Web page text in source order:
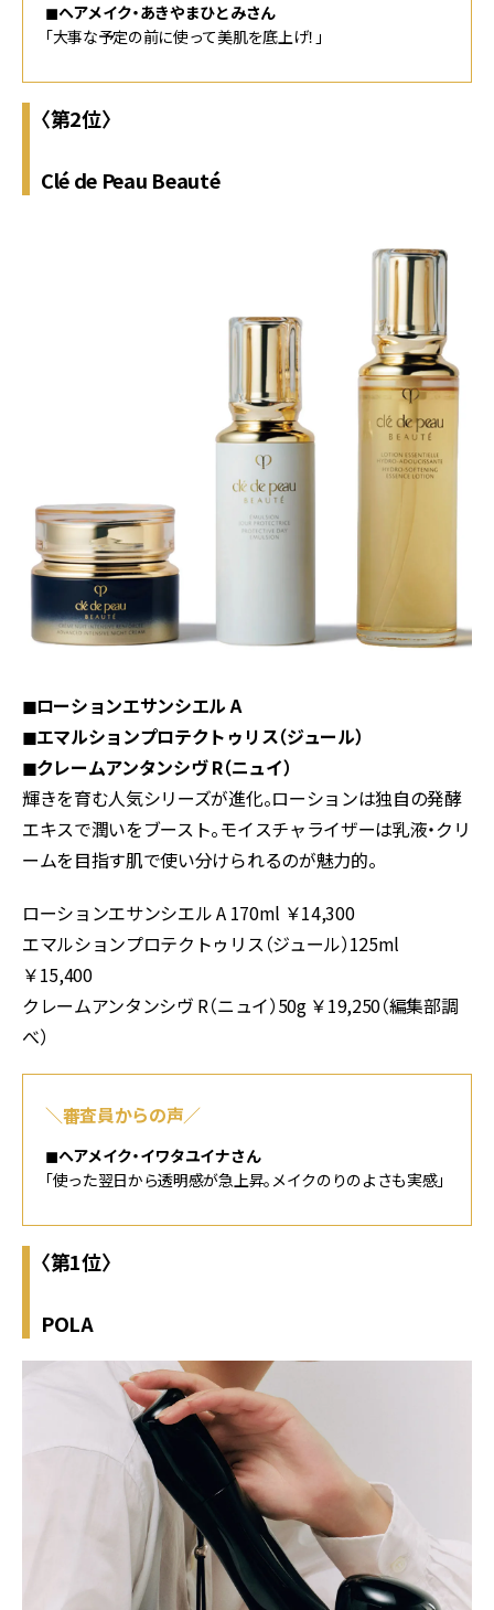
◼︎ヘアメイク・あきやまひとみさん
「大事な予定の前に使って美肌を底上げ！」
〈第2位〉
Clé de Peau Beauté
◼︎ローションエサンシエル A
◼︎エマルションプロテクトゥリス（ジュール）
◼︎クレームアンタンシヴ R（ニュイ）
輝きを育む人気シリーズが進化。ローションは独自の発酵
エキスで潤いをブースト。モイスチャライザーは乳液・クリ
ームを目指す肌で使い分けられるのが魅力的。
ローションエサンシエル A 170ml ￥14,300
エマルションプロテクトゥリス（ジュール）125ml
￥15,400
クレームアンタンシヴ R（ニュイ）50g ￥19,250（編集部調
べ）
＼審査員からの声／
◼︎ヘアメイク・イワタユイナさん
「使った翌日から透明感が急上昇。メイクのりのよさも実感」
〈第1位〉
POLA